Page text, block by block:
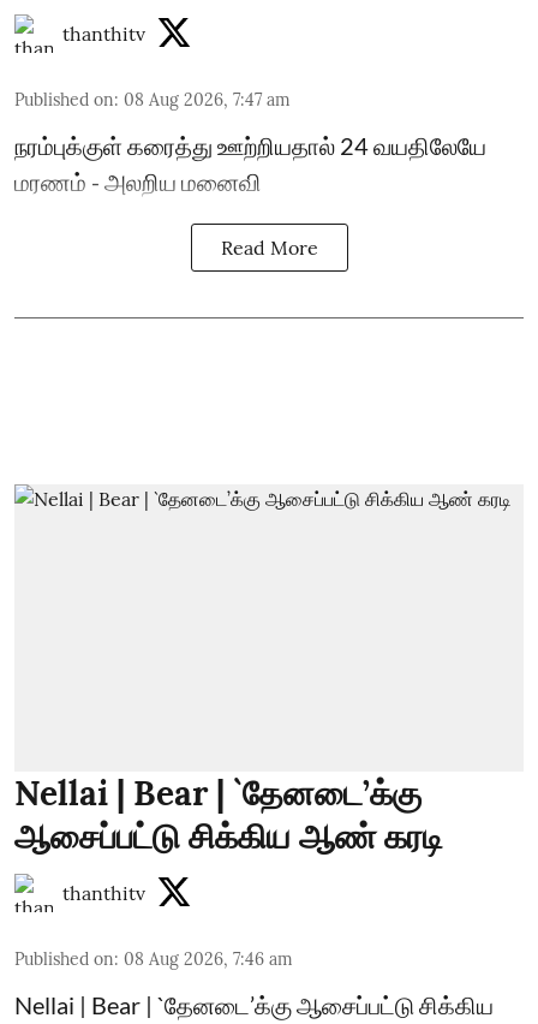
thanthitv
Published on: 08 Aug 2026, 7:47 am
நரம்புக்குள் கரைத்து ஊற்றியதால் 24 வயதிலேயே
மரணம் - அலறிய மனைவி
Read More
Nellai | Bear | `தேனடை’க்கு
ஆசைப்பட்டு சிக்கிய ஆண் கரடி
thanthitv
Published on: 08 Aug 2026, 7:46 am
Nellai | Bear | `தேனடை’க்கு ஆசைப்பட்டு சிக்கிய